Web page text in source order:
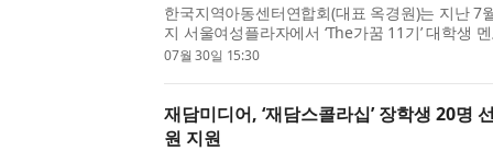
한국지역아동센터연합회(대표 옥경원)는 지난 7
지 서울여성플라자에서 ‘The가꿈 11기’ 대학생
하고, ​서울·경기·인천 지역 소재 대학교 재학생
07월 30일 15:30
재담미디어, ‘재담스콜라십’ 장학생 20명
원 지원